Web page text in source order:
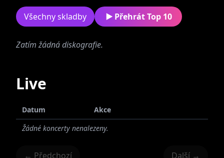
Všechny skladby Přehrát Top 10
Zatím žádná diskografie.
Live
Datum
Akce
Žádné koncerty nenalezeny.
← Předchozí Další →